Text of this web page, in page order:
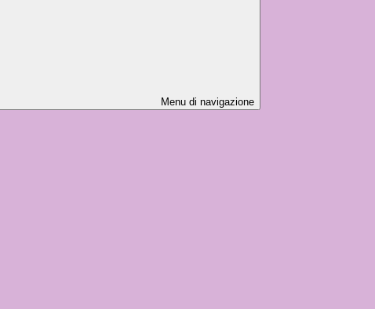
Menu di navigazione